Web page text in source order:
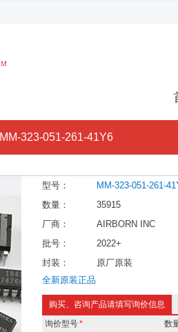
MM-323-051-261-41Y6
型号：
MM-323-051-261-
数量：
35915
厂商：
AIRBORN INC
批号：
2022+
封装：
原厂原装
全新原装正品
购买、咨询产品请填写询价信息
询价型号* 数